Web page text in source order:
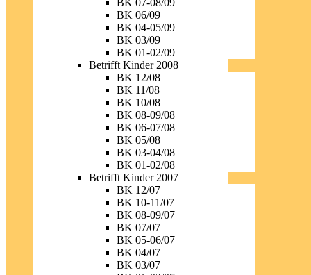
BK 07-08/09
BK 06/09
BK 04-05/09
BK 03/09
BK 01-02/09
Betrifft Kinder 2008
BK 12/08
BK 11/08
BK 10/08
BK 08-09/08
BK 06-07/08
BK 05/08
BK 03-04/08
BK 01-02/08
Betrifft Kinder 2007
BK 12/07
BK 10-11/07
BK 08-09/07
BK 07/07
BK 05-06/07
BK 04/07
BK 03/07